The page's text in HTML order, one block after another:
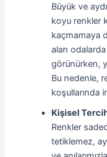
Büyük ve
koyu renkler
kaçmamaya
alan
görünürken,
Bu nedenle,
koşullarında
Kişisel
Renkler
tetiklemez,